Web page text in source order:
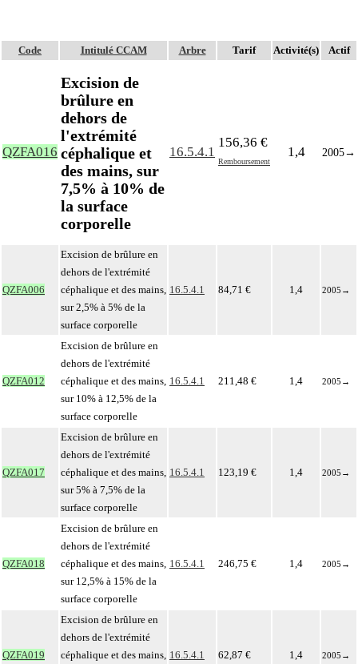
Code Intitulé CCAM Arbre Tarif Activité(s) Actif
QZFA016
Excision de
brûlure en
dehors de
l'extrémité
céphalique et
des mains, sur
7,5% à 10% de
la surface
corporelle
16.5.4.1
156,36 €
Remboursement
1,4 2005→
QZFA006
Excision de brûlure en
dehors de l'extrémité
céphalique et des mains,
sur 2,5% à 5% de la
surface corporelle
16.5.4.1 84,71 € 1,4 2005 →
QZFA012
Excision de brûlure en
dehors de l'extrémité
céphalique et des mains,
sur 10% à 12,5% de la
surface corporelle
16.5.4.1 211,48 € 1,4 2005 →
QZFA017
Excision de brûlure en
dehors de l'extrémité
céphalique et des mains,
sur 5% à 7,5% de la
surface corporelle
16.5.4.1 123,19 € 1,4 2005 →
QZFA018
Excision de brûlure en
dehors de l'extrémité
céphalique et des mains,
sur 12,5% à 15% de la
surface corporelle
16.5.4.1 246,75 € 1,4 2005 →
QZFA019
Excision de brûlure en
dehors de l'extrémité
céphalique et des mains, 16.5.4.1 62,87 € 1,4 2005 →